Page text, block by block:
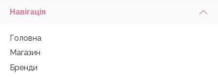
Навігація
Головна
Магазин
Бренди